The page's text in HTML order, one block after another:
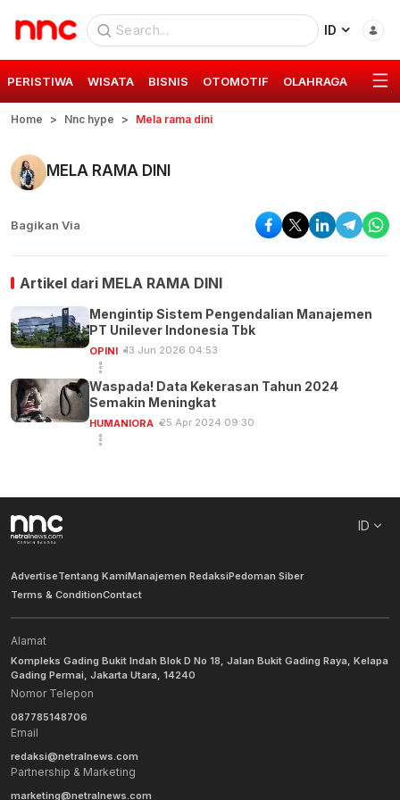
ID
PERISTIWA WISATA BISNIS OTOMOTIF OLAHRAGA GAYA
Home Nnc hype Mela rama dini
MELA RAMA DINI
Bagikan Via
Artikel dari MELA RAMA DINI
Mengintip Sistem Pengendalian Manajemen
PT Unilever Indonesia Tbk
OPINI 13 Jun 2026 04:53
Waspada! Data Kekerasan Tahun 2024
Semakin Meningkat
HUMANIORA 25 Apr 2024 09:30
ID
AdvertiseTentang KamiManajemen RedaksiPedoman Siber
Terms & ConditionContact
Alamat
Kompleks Gading Bukit Indah Blok D No 18, Jalan Bukit Gading Raya, Kelapa
Gading Permai, Jakarta Utara, 14240
Nomor Telepon
087785148706
Email
redaksi@netralnews.com
Partnership & Marketing
marketing@netralnews.com